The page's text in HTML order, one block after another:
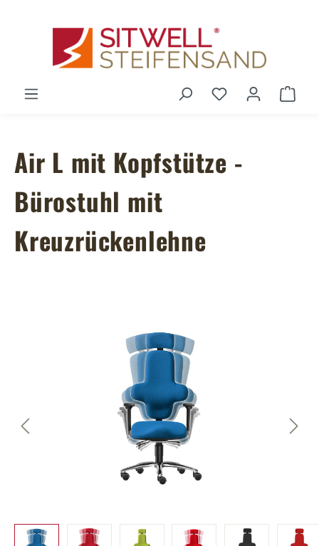
Du hast 0
Air L mit Kopfstütze -
Bürostuhl mit
Kreuzrückenlehne
Bildergalerie überspringen